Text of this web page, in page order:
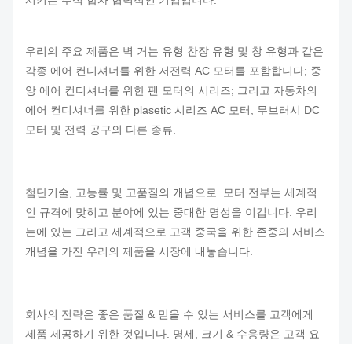
우리의 주요 제품은 벽 거는 유형 찬장 유형 및 창 유형과 같은
각종 에어 컨디셔너를 위한 저전력 AC 모터를 포함합니다; 중
앙 에어 컨디셔너를 위한 팬 모터의 시리즈; 그리고 자동차의
에어 컨디셔너를 위한 plasetic 시리즈 AC 모터, 무브러시 DC
모터 및 전력 공구의 다른 종류.
첨단기술, 고능률 및 고품질의 개념으로. 모터 전부는 세계적
인 규격에 맞히고 분야에 있는 중대한 명성을 이깁니다. 우리
는에 있는 그리고 세계적으로 고객 중국을 위한 존중의 서비스
개념을 가진 우리의 제품을 시장에 내놓습니다.
회사의 전략은 좋은 품질 & 믿을 수 있는 서비스를 고객에게
제품 제공하기 위한 것입니다. 명세, 크기 & 수용량은 고객 요